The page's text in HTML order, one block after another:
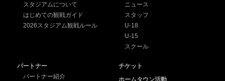
スタジアムについて
はじめての観戦ガイド
2026スタジアム観戦ルール
ニュース
スタッフ
U-18
U-15
スクール
パートナー
パートナー紹介
チケット
ホームタウン活動